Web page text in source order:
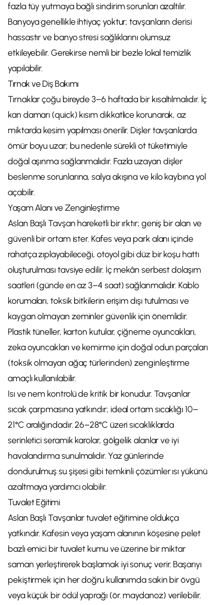
fazla tüy yutmaya bağlı sindirim sorunları azaltılır.
Banyoya genellikle ihtiyaç yoktur; tavşanların derisi
hassastır ve banyo stresi sağlıklarını olumsuz
etkileyebilir. Gerekirse nemli bir bezle lokal temizlik
yapılabilir.
Tırnak ve Diş Bakımı
Tırnaklar çoğu bireyde 3–6 haftada bir kısaltılmalıdır. İç
kan damarı (quick) kısım dikkatlice korunarak, az
miktarda kesim yapılması önerilir. Dişler tavşanlarda
ömür boyu uzar; bu nedenle sürekli ot tüketimiyle
doğal aşınma sağlanmalıdır. Fazla uzayan dişler
beslenme sorunlarına, salya akışına ve kilo kaybına yol
açabilir.
Yaşam Alanı ve Zenginleştirme
Aslan Başlı Tavşan hareketli bir ırktır; geniş bir alan ve
güvenli bir ortam ister. Kafes veya park alanı içinde
rahatça zıplayabileceği, otoyol gibi düz bir koşu hattı
oluşturulması tavsiye edilir. İç mekân serbest dolaşım
saatleri (günde en az 3–4 saat) sağlanmalıdır. Kablo
korumaları, toksik bitkilerin erişim dışı tutulması ve
kaygan olmayan zeminler güvenlik için önemlidir.
Plastik tüneller, karton kutular, çiğneme oyuncakları,
zeka oyuncakları ve kemirme için doğal odun parçaları
(toksik olmayan ağaç türlerinden) zenginleştirme
amaçlı kullanılabilir.
Isı ve nem kontrolü de kritik bir konudur. Tavşanlar
sıcak çarpmasına yatkındır; ideal ortam sıcaklığı 10–
21°C aralığındadır. 26–28°C üzeri sıcaklıklarda
serinletici seramik karolar, gölgelik alanlar ve iyi
havalandırma sunulmalıdır. Yaz günlerinde
dondurulmuş su şişesi gibi temkinli çözümler ısı yükünü
azaltmaya yardımcı olabilir.
Tuvalet Eğitimi
Aslan Başlı Tavşanlar tuvalet eğitimine oldukça
yatkındır. Kafesin veya yaşam alanının köşesine pelet
bazlı emici bir tuvalet kumu ve üzerine bir miktar
saman yerleştirerek başlamak iyi sonuç verir. Başarıyı
pekiştirmek için her doğru kullanımda sakin bir övgü
veya küçük bir ödül yaprağı (ör. maydanoz) verilebilir.